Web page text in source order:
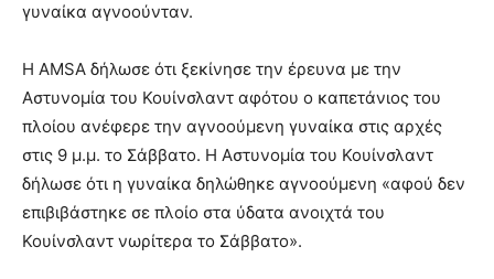
γυναίκα αγνοούνταν.
Η AMSA δήλωσε ότι ξεκίνησε την έρευνα με την
Αστυνομία του Κουίνσλαντ αφότου ο καπετάνιος του
πλοίου ανέφερε την αγνοούμενη γυναίκα στις αρχές
στις 9 μ.μ. το Σάββατο. Η Αστυνομία του Κουίνσλαντ
δήλωσε ότι η γυναίκα δηλώθηκε αγνοούμενη «αφού δεν
επιβιβάστηκε σε πλοίο στα ύδατα ανοιχτά του
Κουίνσλαντ νωρίτερα το Σάββατο».